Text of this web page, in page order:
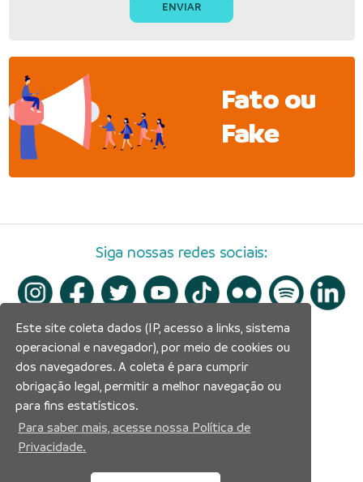
Fato ou
Fake
Siga nossas redes sociais:
Este site coleta dados (IP, acesso a links, sistema
operacional e navegador), por meio de cookies ou
dos navegadores. A coleta é para cumprir
obrigação legal, permitir a melhor navegação ou
para fins estatísticos.
Para saber mais, acesse nossa Política de
Privacidade.